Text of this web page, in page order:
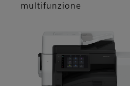
multifunzione